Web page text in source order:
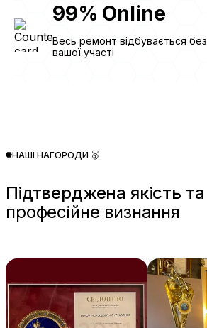
99% Online
Весь ремонт відбувається без
вашої участі
НАШІ НАГОРОДИ 🥇
Підтверджена якість та
професійне визнання